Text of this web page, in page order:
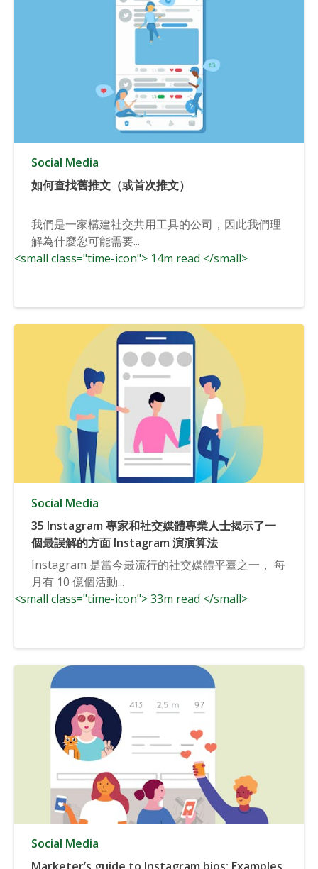
Social Media
如何查找舊推文（或首次推文）
我們是一家構建社交共用工具的公司，因此我們理
解為什麼您可能需要...
<small class="time-icon"> 14m read </small>
Social Media
35 Instagram 專家和社交媒體專業人士揭示了一
個最誤解的方面 Instagram 演演算法
Instagram 是當今最流行的社交媒體平臺之一， 每
月有 10 億個活動...
<small class="time-icon"> 33m read </small>
Social Media